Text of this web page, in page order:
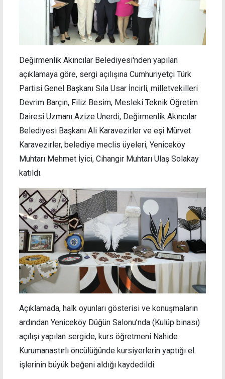
Değirmenlik Akıncılar Belediyesi'nden yapılan
açıklamaya göre, sergi açılışına Cumhuriyetçi Türk
Partisi Genel Başkanı Sıla Usar İncirli, milletvekilleri
Devrim Barçın, Filiz Besim, Mesleki Teknik Öğretim
Dairesi Uzmanı Azize Ünerdi, Değirmenlik Akıncılar
Belediyesi Başkanı Ali Karavezirler ve eşi Mürvet
Karavezirler, belediye meclis üyeleri, Yeniceköy
Muhtarı Mehmet İyici, Cihangir Muhtarı Ulaş Solakay
katıldı.
Açıklamada, halk oyunları gösterisi ve konuşmaların
ardından Yeniceköy Düğün Salonu’nda (Kulüp binası)
açılışı yapılan sergide, kurs öğretmeni Nahide
Kurumanastırlı öncülüğünde kursiyerlerin yaptığı el
işlerinin büyük beğeni aldığı kaydedildi.